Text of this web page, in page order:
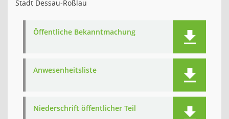
Stadt Dessau-Roßlau
Öffentliche Bekanntmachung
Anwesenheitsliste
Niederschrift öffentlicher Teil